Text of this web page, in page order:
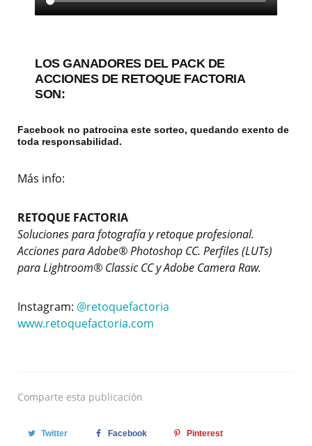
LOS GANADORES DEL PACK DE
ACCIONES DE RETOQUE FACTORIA
SON:
Facebook no patrocina este sorteo, quedando exento de
toda responsabilidad.
Más info:
RETOQUE FACTORIA
Soluciones para fotografía y retoque profesional.
Acciones para Adobe® Photoshop CC. Perfiles (LUTs)
para Lightroom® Classic CC y Adobe Camera Raw.
Instagram: @retoquefactoria
www.retoquefactoria.com
Comparte esta publicación
Twitter Facebook Pinterest